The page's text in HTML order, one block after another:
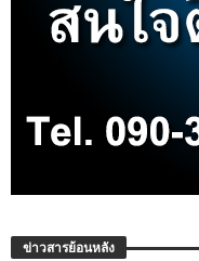
ข่าวสารย้อนหลัง